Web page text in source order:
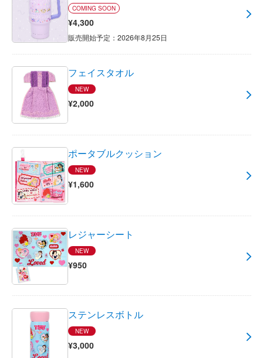
COMING SOON
¥4,300
販売開始予定：2026年8月25日
フェイスタオル
NEW
¥2,000
ポータブルクッション
NEW
¥1,600
レジャーシート
NEW
¥950
ステンレスボトル
NEW
¥3,000